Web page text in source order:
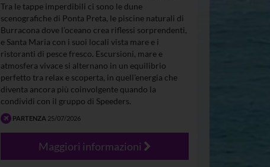
Tra le tappe imperdibili ci sono le dune
scenografiche di Ponta Preta, le piscine naturali di
Burracona dove l’oceano crea riflessi sorprendenti,
e Santa Maria con i suoi locali vista mare e i
ristoranti di pesce fresco. Escursioni, mare e
atmosfera vivace si alternano in un equilibrio
perfetto tra relax e scoperta, in quell’energia che
diventa ancora più coinvolgente quando la
condividi con il gruppo di Speeders.
PARTENZA 25/07/2026
Maggiori informazioni